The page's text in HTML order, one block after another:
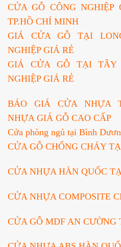
CỬA GỖ CÔNG
TP.HỒ CHÍ MINH
GIÁ CỬA GỖ TẠI
NGHIỆP GIÁ RẺ
GIÁ CỬA GỖ TẠI TÂY
NGHIỆP GIÁ RẺ
BÁO GIÁ CỬA NHỰA
NHỰA GIẢ GỖ CAO CẤP
Cửa phòng ngủ tại Bình
CỬA GỖ CHỐNG CHÁY
CỬA NHỰA HÀN QUỐC
CỬA NHỰA COMPOSITE
CỬA GỖ MDF AN